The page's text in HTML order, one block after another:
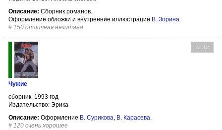
Описание: Сборник романов.
Оформление обложки и внутренние иллюстрации В. Зорина
# 150 отличная нечитана
№ 12
Чужие
сборник, 1993 год
Издательство: Эрика
Описание: Оформление В. Сурикова, В. Карасева.
# 120 очень хорошее